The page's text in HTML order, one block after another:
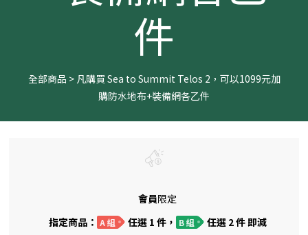
件
全部商品 > 凡購買 Sea to Summit Telos 2，可以1099元加
購防水地布+裝備網各乙件
會員限定
指定商品： A 組 任選 1 件， B 組
任選 2 件 即減